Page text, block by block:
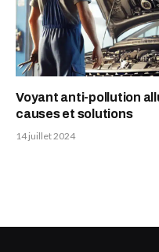
Voyant anti-pollution
causes et solutions
14 juillet 2024